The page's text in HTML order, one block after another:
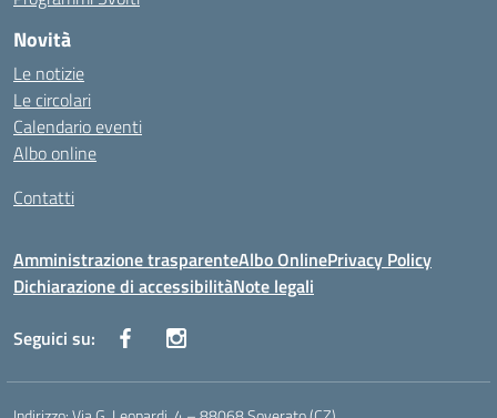
Novità
Le notizie
Le circolari
Calendario eventi
Albo online
Contatti
Amministrazione trasparenteAlbo OnlinePrivacy Policy
Dichiarazione di accessibilitàNote legali
Seguici su: